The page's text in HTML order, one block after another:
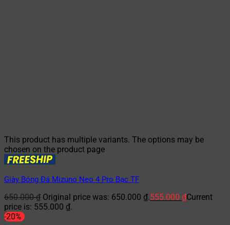
This product has multiple variants. The options may be
chosen on the product page
Giày Bóng Đá Mizuno Neo 4 Pro Bạc TF
650.000₫ Original price was: 650.000 ₫.555.000 ₫Current
price is: 555.000 ₫.
-20%